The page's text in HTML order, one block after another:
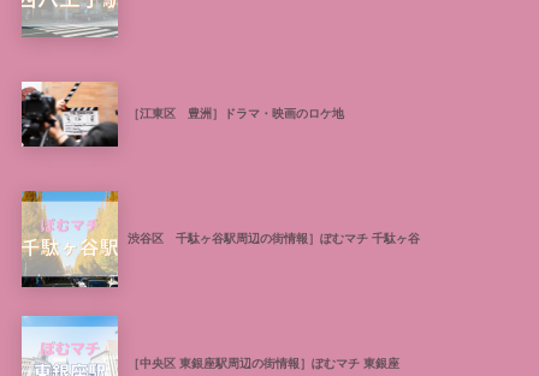
［江東区 豊洲］ドラマ・映画のロケ地
渋谷区 千駄ヶ谷駅周辺の街情報］ぽむマチ 千駄ヶ谷
［中央区 東銀座駅周辺の街情報］ぽむマチ 東銀座